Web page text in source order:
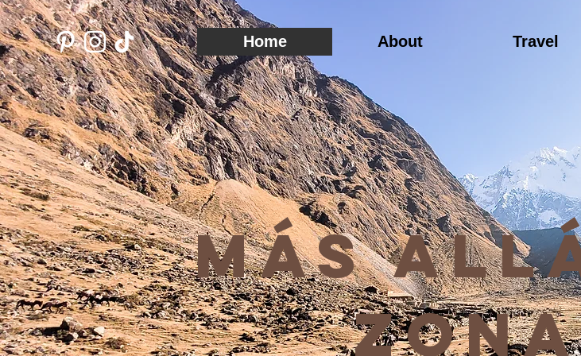
pintrk('track', 'pagevisit', { property: 'Athleta' });
Home About Travel
Más